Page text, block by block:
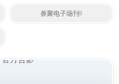
兽聚电子场刊 0